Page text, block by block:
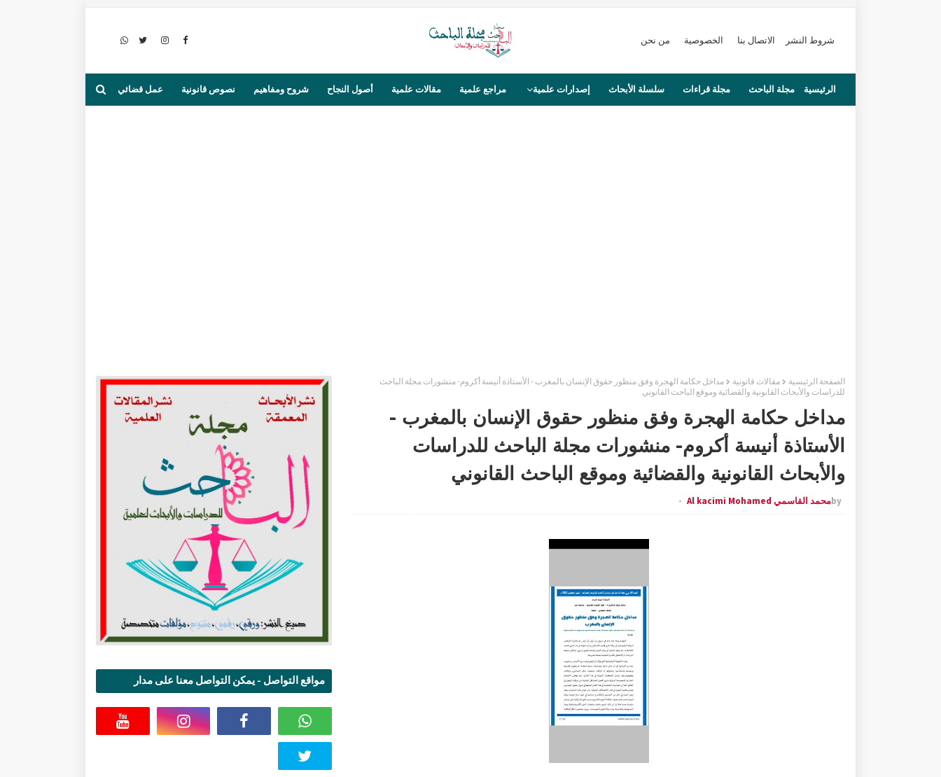
شروط النشر الاتصال بنا الخصوصية من نحن
الرئيسية مجلة الباحث مجلة قراءات سلسلة الأبحاث إصدارات علمية مراجع علمية مقالات علمية أصول النجاح شروح ومفاهيم نصوص قانونية عمل قضائي
الصفحة الرئيسية مقالات قانونية
مداخل حكامة الهجرة وفق منظور حقوق الإنسان بالمغرب - الأستاذة أنيسة أكروم- منشورات مجلة الباحث
للدراسات والأبحاث القانونية والقضائية وموقع الباحث القانوني
مداخل حكامة الهجرة وفق منظور حقوق الإنسان بالمغرب -
الأستاذة أنيسة أكروم- منشورات مجلة الباحث للدراسات
والأبحاث القانونية والقضائية وموقع الباحث القانوني
byمحمد القاسمي Al kacimi Mohamed
مواقع التواصل - يمكن التواصل معنا على مدار